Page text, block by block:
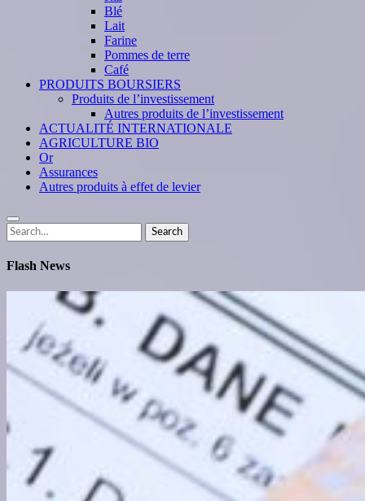
Blé
Lait
Farine
Pommes de terre
Café
PRODUITS BOURSIERS
Produits de l’investissement
Autres produits de l’investissement
ACTUALITÉ INTERNATIONALE
AGRICULTURE BIO
Or
Assurances
Autres produits à effet de levier
Search
for:
Search
Flash News